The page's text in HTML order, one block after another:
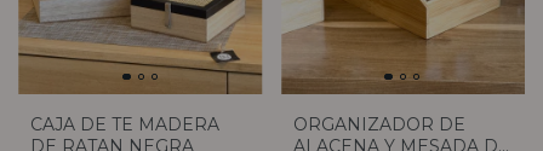
CAJA DE TE MADERA
ORGANIZADOR DE